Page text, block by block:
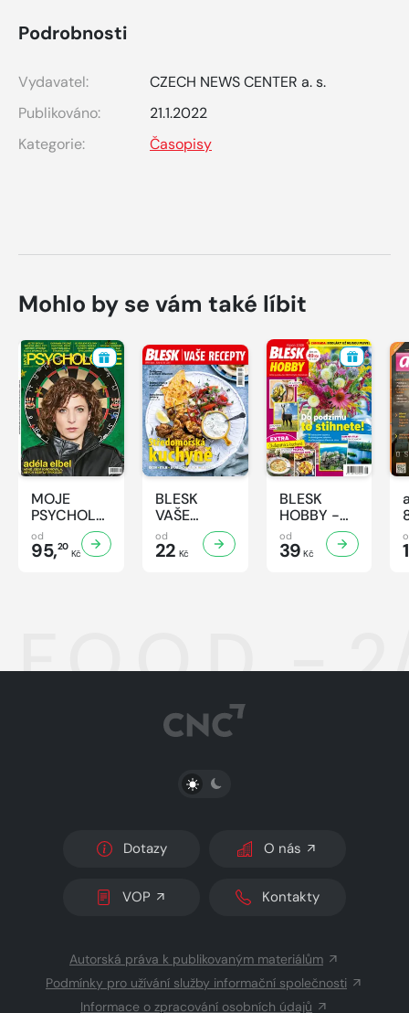
Podrobnosti
Vydavatel:
CZECH NEWS CENTER a. s.
Publikováno:
21.1.2022
Kategorie:
Časopisy
Mohlo by se vám také líbit
MOJE
PSYCHOLOGIE
- 8/2026
od
95,20
Kč
BLESK
VAŠE
RECEPTY -
8/2026
od
22 Kč
BLESK
HOBBY -
8/2026
od
39 Kč
F.O.O.D. -
PŘEPNOUT SVĚTLÝ/TMAVÝ REŽIM
Dotazy O nás
VOP Kontakty
Autorská práva k publikovaným materiálům
Podmínky pro užívání služby informační společnosti
Informace o zpracování osobních údajů